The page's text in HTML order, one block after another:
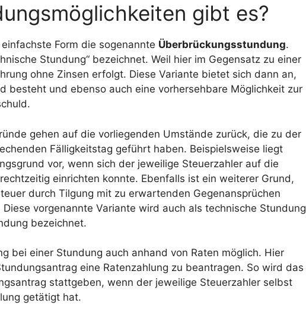
gibt es?
Form die sogenannte Überbrückungsstundung.
Stundung“ bezeichnet. Weil hier im Gegensatz zu einer
ohne Zinsen erfolgt. Diese Variante bietet sich dann an,
besteht und ebenso auch eine vorhersehbare Möglichkeit zur
gehen auf die vorliegenden Umstände zurück, die zu der
Fälligkeitstag geführt haben. Beispielsweise liegt
vor, wenn sich der jeweilige Steuerzahler auf die
einrichten konnte. Ebenfalls ist ein weiterer Grund,
durch Tilgung mit zu erwartenden Gegenansprüchen
vorgenannte Variante wird auch als technische Stundung
bezeichnet.
bei einer Stundung auch anhand von Raten möglich. Hier
eine Ratenzahlung zu beantragen. So wird das
stattgeben, wenn der jeweilige Steuerzahler selbst
getätigt hat.